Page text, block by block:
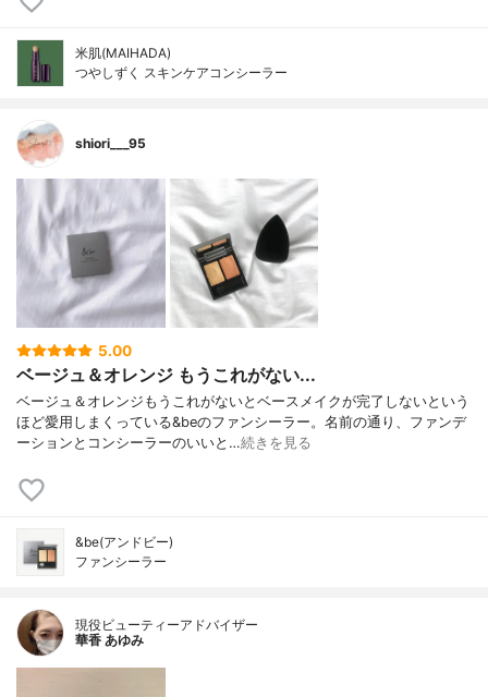
米肌(MAIHADA)
つやしずく スキンケアコンシーラー
shiori___95
5.00
ベージュ＆オレンジ もうこれがない...
ベージュ＆オレンジもうこれがないとベースメイクが完了しないという
ほど愛用しまくっている&beのファンシーラー。名前の通り、ファンデ
ーションとコンシーラーのいいと…続きを見る
&be(アンドビー)
ファンシーラー
現役ビューティーアドバイザー
華香 あゆみ